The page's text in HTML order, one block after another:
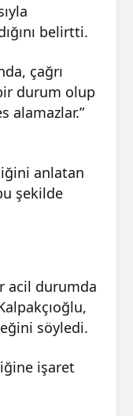
belirtti.
çağrı
durum olup
alamazlar.”
anlatan
şekilde
acil durumda
söyledi.
işaret